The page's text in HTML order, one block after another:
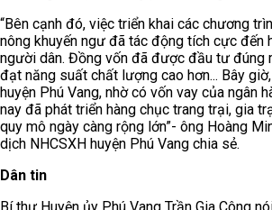
“Bên cạnh đó, việc triển khai các chương
nông khuyến ngư đã tác động tích cực đến
người dân. Đồng vốn đã được đầu tư đúng
đạt năng suất chất lượng cao hơn... Bây
huyện Phú Vang, nhờ có vốn vay của ngân
nay đã phát triển hàng chục trang trại, gia
quy mô ngày càng rộng lớn”- ông Hoàng
dịch NHCSXH huyện Phú Vang chia sẻ.
Dân tin